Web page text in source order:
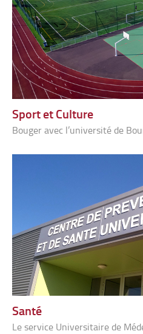
Sport et Culture
Bouger avec l’université de
Santé
Le service Universitaire de